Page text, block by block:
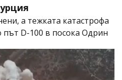
а тежката катастрофа
D-100 в посока Одрин